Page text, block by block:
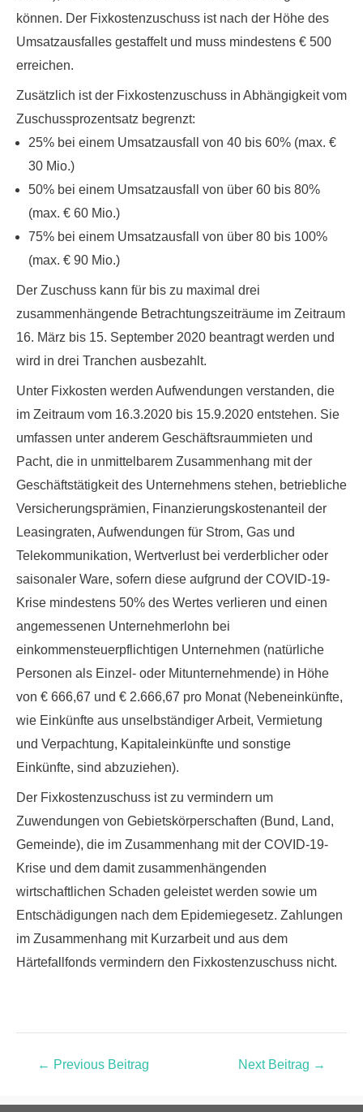
können. Der Fixkostenzuschuss ist nach der Höhe des
Umsatzausfalles gestaffelt und muss mindestens € 500
erreichen.
Zusätzlich ist der Fixkostenzuschuss in Abhängigkeit vom
Zuschussprozentsatz begrenzt:
25% bei einem Umsatzausfall von 40 bis 60% (max. €
30 Mio.)
50% bei einem Umsatzausfall von über 60 bis 80%
(max. € 60 Mio.)
75% bei einem Umsatzausfall von über 80 bis 100%
(max. € 90 Mio.)
Der Zuschuss kann für bis zu maximal drei
zusammenhängende Betrachtungszeiträume im Zeitraum
16. März bis 15. September 2020 beantragt werden und
wird in drei Tranchen ausbezahlt.
Unter Fixkosten werden Aufwendungen verstanden, die
im Zeitraum vom 16.3.2020 bis 15.9.2020 entstehen. Sie
umfassen unter anderem Geschäftsraummieten und
Pacht, die in unmittelbarem Zusammenhang mit der
Geschäftstätigkeit des Unternehmens stehen, betriebliche
Versicherungsprämien, Finanzierungskostenanteil der
Leasingraten, Aufwendungen für Strom, Gas und
Telekommunikation, Wertverlust bei verderblicher oder
saisonaler Ware, sofern diese aufgrund der COVID-19-
Krise mindestens 50% des Wertes verlieren und einen
angemessenen Unternehmerlohn bei
einkommensteuerpflichtigen Unternehmen (natürliche
Personen als Einzel- oder Mitunternehmende) in Höhe
von € 666,67 und € 2.666,67 pro Monat (Nebeneinkünfte,
wie Einkünfte aus unselbständiger Arbeit, Vermietung
und Verpachtung, Kapitaleinkünfte und sonstige
Einkünfte, sind abzuziehen).
Der Fixkostenzuschuss ist zu vermindern um
Zuwendungen von Gebietskörperschaften (Bund, Land,
Gemeinde), die im Zusammenhang mit der COVID-19-
Krise und dem damit zusammenhängenden
wirtschaftlichen Schaden geleistet werden sowie um
Entschädigungen nach dem Epidemiegesetz. Zahlungen
im Zusammenhang mit Kurzarbeit und aus dem
Härtefallfonds vermindern den Fixkostenzuschuss nicht.
← Previous Beitrag Next Beitrag →